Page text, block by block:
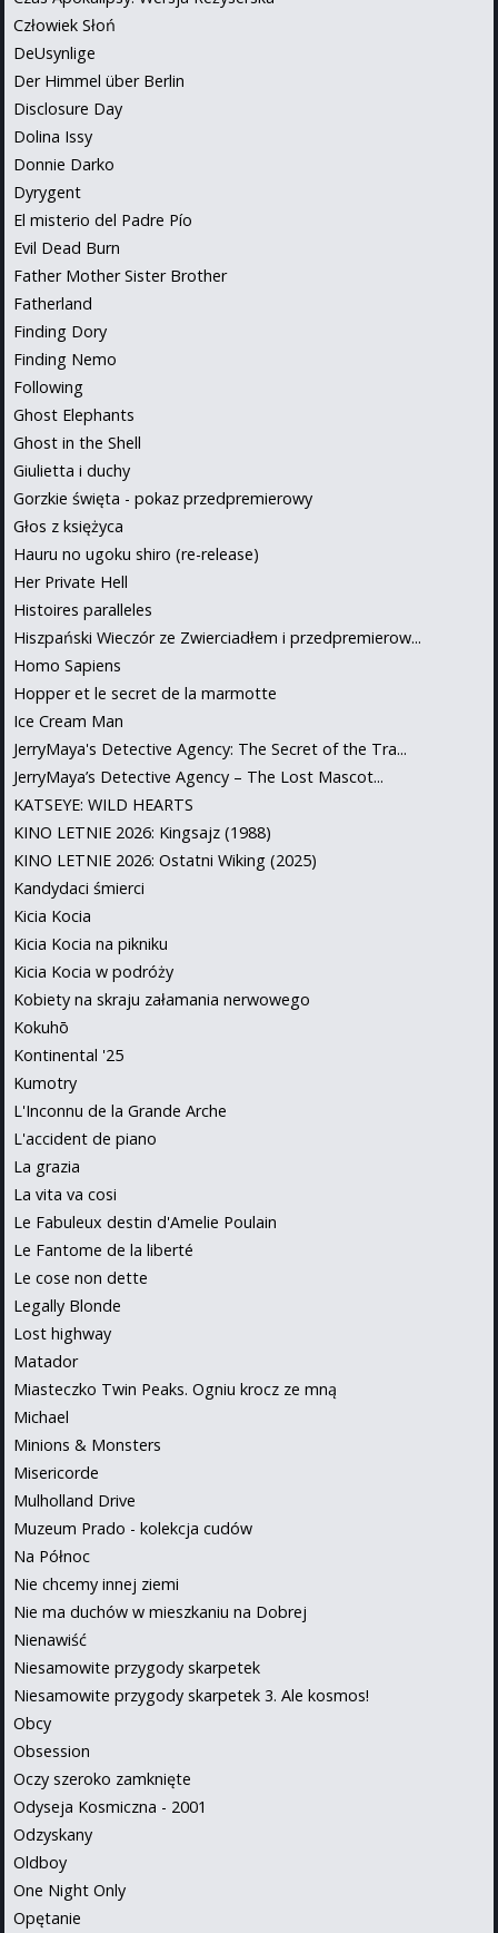
Człowiek Słoń
DeUsynlige
Der Himmel über Berlin
Disclosure Day
Dolina Issy
Donnie Darko
Dyrygent
El misterio del Padre Pío
Evil Dead Burn
Father Mother Sister Brother
Fatherland
Finding Dory
Finding Nemo
Following
Ghost Elephants
Ghost in the Shell
Giulietta i duchy
Gorzkie święta - pokaz przedpremierowy
Głos z księżyca
Hauru no ugoku shiro (re-release)
Her Private Hell
Histoires paralleles
Hiszpański Wieczór ze Zwierciadłem i przedpremierow...
Homo Sapiens
Hopper et le secret de la marmotte
Ice Cream Man
JerryMaya's Detective Agency: The Secret of the Tra...
JerryMaya’s Detective Agency – The Lost Mascot...
KATSEYE: WILD HEARTS
KINO LETNIE 2026: Kingsajz (1988)
KINO LETNIE 2026: Ostatni Wiking (2025)
Kandydaci śmierci
Kicia Kocia
Kicia Kocia na pikniku
Kicia Kocia w podróży
Kobiety na skraju załamania nerwowego
Kokuhō
Kontinental '25
Kumotry
L'Inconnu de la Grande Arche
L'accident de piano
La grazia
La vita va cosi
Le Fabuleux destin d'Amelie Poulain
Le Fantome de la liberté
Le cose non dette
Legally Blonde
Lost highway
Matador
Miasteczko Twin Peaks. Ogniu krocz ze mną
Michael
Minions & Monsters
Misericorde
Mulholland Drive
Muzeum Prado - kolekcja cudów
Na Północ
Nie chcemy innej ziemi
Nie ma duchów w mieszkaniu na Dobrej
Nienawiść
Niesamowite przygody skarpetek
Niesamowite przygody skarpetek 3. Ale kosmos!
Obcy
Obsession
Oczy szeroko zamknięte
Odyseja Kosmiczna - 2001
Odzyskany
Oldboy
One Night Only
Opętanie